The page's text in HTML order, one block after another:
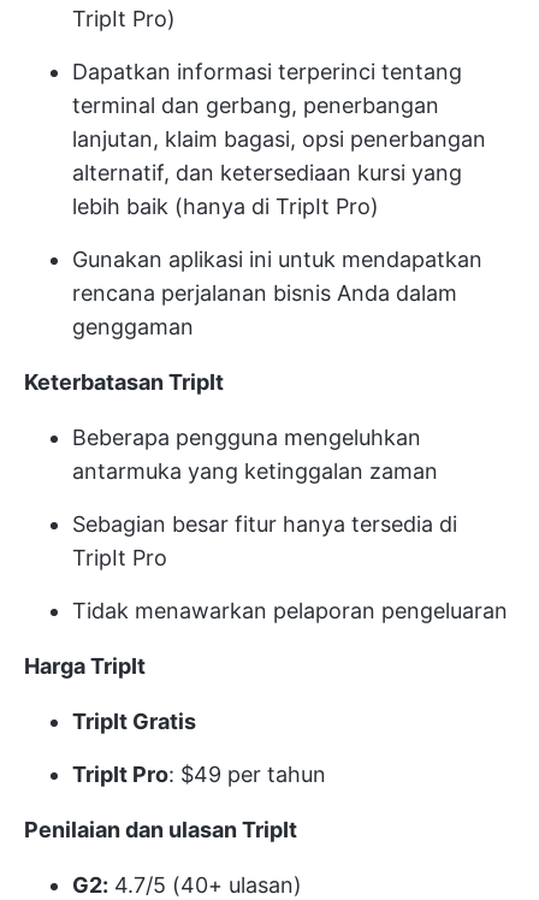
TripIt Pro)
Dapatkan informasi terperinci tentang
terminal dan gerbang, penerbangan
lanjutan, klaim bagasi, opsi penerbangan
alternatif, dan ketersediaan kursi yang
lebih baik (hanya di TripIt Pro)
Gunakan aplikasi ini untuk mendapatkan
rencana perjalanan bisnis Anda dalam
genggaman
Keterbatasan TripIt
Beberapa pengguna mengeluhkan
antarmuka yang ketinggalan zaman
Sebagian besar fitur hanya tersedia di
TripIt Pro
Tidak menawarkan pelaporan pengeluaran
Harga TripIt
TripIt Gratis
TripIt Pro: $49 per tahun
Penilaian dan ulasan TripIt
G2: 4.7/5 (40+ ulasan)